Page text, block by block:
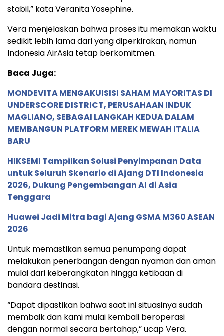
stabil,” kata Veranita Yosephine.
Vera menjelaskan bahwa proses itu memakan waktu
sedikit lebih lama dari yang diperkirakan, namun
Indonesia AirAsia tetap berkomitmen.
Baca Juga:
MONDEVITA MENGAKUISISI SAHAM MAYORITAS DI
UNDERSCORE DISTRICT, PERUSAHAAN INDUK
MAGLIANO, SEBAGAI LANGKAH KEDUA DALAM
MEMBANGUN PLATFORM MEREK MEWAH ITALIA
BARU
HIKSEMI Tampilkan Solusi Penyimpanan Data
untuk Seluruh Skenario di Ajang DTI Indonesia
2026, Dukung Pengembangan AI di Asia
Tenggara
Huawei Jadi Mitra bagi Ajang GSMA M360 ASEAN
2026
Untuk memastikan semua penumpang dapat
melakukan penerbangan dengan nyaman dan aman
mulai dari keberangkatan hingga ketibaan di
bandara destinasi.
“Dapat dipastikan bahwa saat ini situasinya sudah
membaik dan kami mulai kembali beroperasi
dengan normal secara bertahap,” ucap Vera.